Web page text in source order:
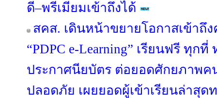
ดี–พรีเมียมเข้าถึงได้
สคส. เดินหน้าขยายโอกาสเข้าถึง
“PDPC e-Learning” เรียนฟรี ทุกที่
ประกาศนียบัตร ต่อยอดศักยภาพ
ปลอดภัย เผยยอดผู้เข้าเรียนล่าสุด